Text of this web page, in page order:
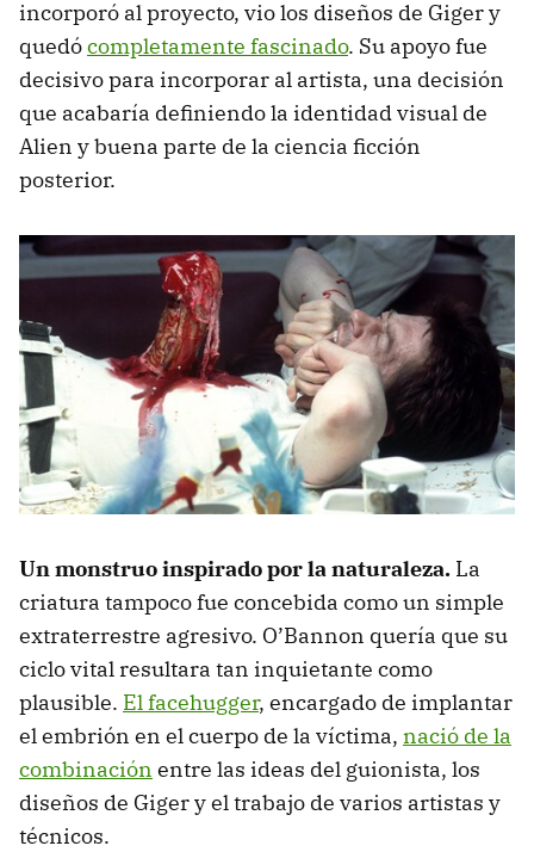
incorporó al proyecto, vio los diseños de Giger y
quedócompletamente fascinado. Su apoyo fue
decisivo para incorporar al artista, una decisión
que acabaría definiendo la identidad visual de
Alien y buena parte de la ciencia ficción
posterior.
Un monstruo inspirado por la naturaleza. La
criatura tampoco fue concebida como un simple
extraterrestre agresivo. O’Bannon quería que su
ciclo vital resultara tan inquietante como
plausible. El facehugger, encargado de implantar
el embrión en el cuerpo de la víctima, nació de la
combinación entre las ideas del guionista, los
diseños de Giger y el trabajo de varios artistas y
técnicos.